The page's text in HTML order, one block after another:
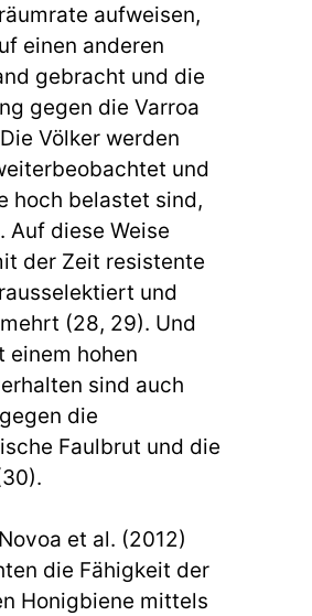
aufweisen,
einen anderen
gebracht und die
gegen die Varroa
Völker werden
und
hoch belastet sind,
Auf diese Weise
der Zeit resistente
und
(28, 29). Und
einem hohen
sind auch
die
Faulbrut und die
et al. (2012)
die Fähigkeit der
Honigbiene mittels